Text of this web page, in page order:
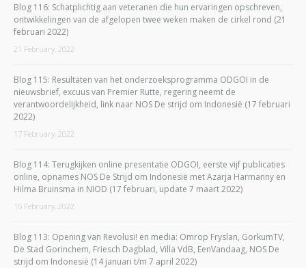
Blog 116: Schatplichtig aan veteranen die hun ervaringen opschreven,
ontwikkelingen van de afgelopen twee weken maken de cirkel rond (21
februari 2022)
21 February, 2022
Blog 115: Resultaten van het onderzoeksprogramma ODGOI in de
nieuwsbrief, excuus van Premier Rutte, regering neemt de
verantwoordelijkheid, link naar NOS De strijd om Indonesië (17 februari
2022)
17 February, 2022
Blog 114: Terugkijken online presentatie ODGOI, eerste vijf publicaties
online, opnames NOS De Strijd om Indonesië met Azarja Harmanny en
Hilma Bruinsma in NIOD (17 februari, update 7 maart 2022)
15 February, 2022
Blog 113: Opening van Revolusi! en media: Omrop Fryslan, GorkumTV,
De Stad Gorinchem, Friesch Dagblad, Villa VdB, EenVandaag, NOS De
strijd om Indonesië (14 januari t/m 7 april 2022)